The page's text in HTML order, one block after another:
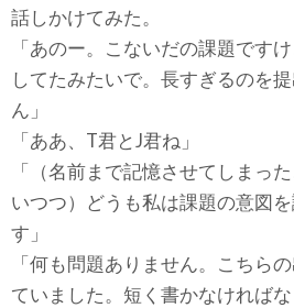
話しかけてみた。
「あのー。こないだの課題です
してたみたいで。長すぎるのを
ん」
「ああ、T君とJ君ね」
「（名前まで記憶させてしまっ
いつつ）どうも私は課題の意図
す」
「何も問題ありません。こちら
ていました。短く書かなければ